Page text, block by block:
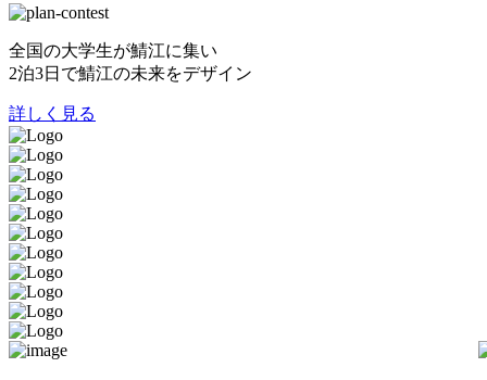
全国の大学生が鯖江に集い
2泊3日で鯖江の未来をデザイン
詳しく見る